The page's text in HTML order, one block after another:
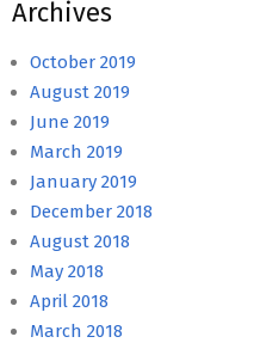
Archives
October 2019
August 2019
June 2019
March 2019
January 2019
December 2018
August 2018
May 2018
April 2018
March 2018